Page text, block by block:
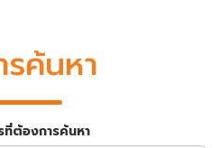
ค้นหา
ที่ต้องการค้นหา